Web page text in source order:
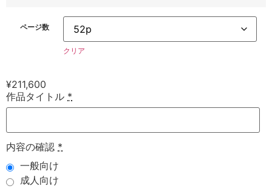
ページ数
クリア
¥211,600
作品タイトル *
内容の確認 *
一般向け
成人向け